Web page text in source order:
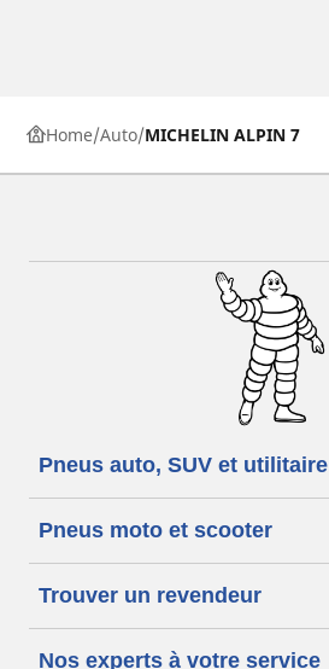
Home Auto MICHELIN ALPIN 7
Pneus auto, SUV et utilitaire
Pneus moto et scooter
Trouver un revendeur
Nos experts à votre service